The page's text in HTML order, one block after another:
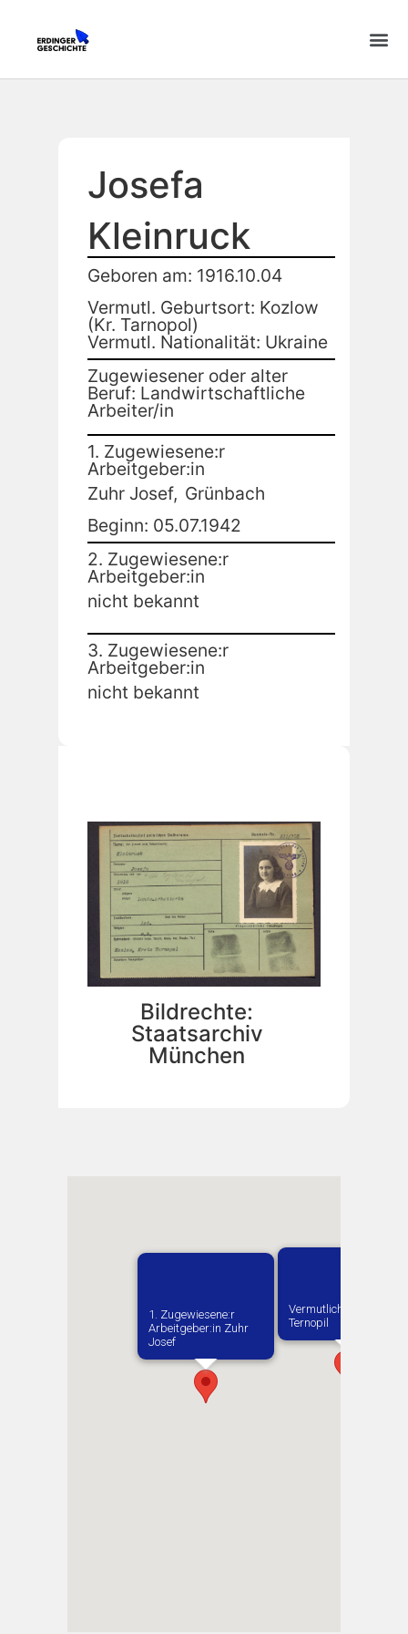
Josefa
Kleinruck
Geboren am: 1916.10.04
Vermutl. Geburtsort: Kozlow
(Kr. Tarnopol)
Vermutl. Nationalität: Ukraine
Zugewiesener oder alter
Beruf: Landwirtschaftliche
Arbeiter/in
1. Zugewiesene:r
Arbeitgeber:in
Zuhr Josef, Grünbach
Beginn: 05.07.1942
2. Zugewiesene:r
Arbeitgeber:in
nicht bekannt
3. Zugewiesene:r
Arbeitgeber:in
nicht bekannt
Bildrechte:
Staatsarchiv
München
Vermutlich geboren in
Ternopil
1. Zugewiesene:r
Arbeitgeber:in​ Zuhr
Josef